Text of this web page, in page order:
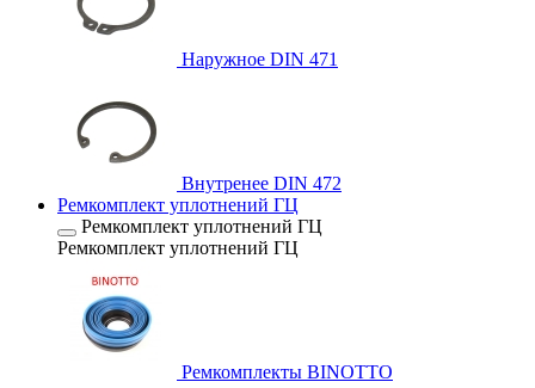
Наружное DIN 471
Внутренее DIN 472
Ремкомплект уплотнений ГЦ
Ремкомплект уплотнений ГЦ
Ремкомплект уплотнений ГЦ
Ремкомплекты BINOTTO